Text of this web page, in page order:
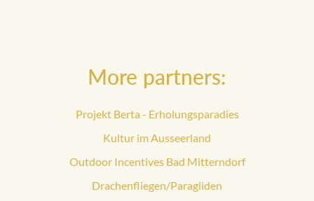
More partners:
Projekt Berta - Erholungsparadies
Kultur im Ausseerland
Outdoor Incentives Bad Mitterndorf
Drachenfliegen/Paragliden